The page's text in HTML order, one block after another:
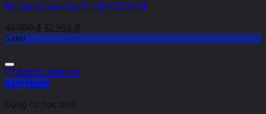
Bộ tập tô màu Car TL CB-C022/CA
45.000₫ 42.963 ₫
Sale!
Add to wishlist
Xem nhanh
Dụng cụ học sinh